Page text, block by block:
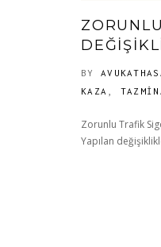
BY
KAZA
Zorunlu Trafik
Yapılan